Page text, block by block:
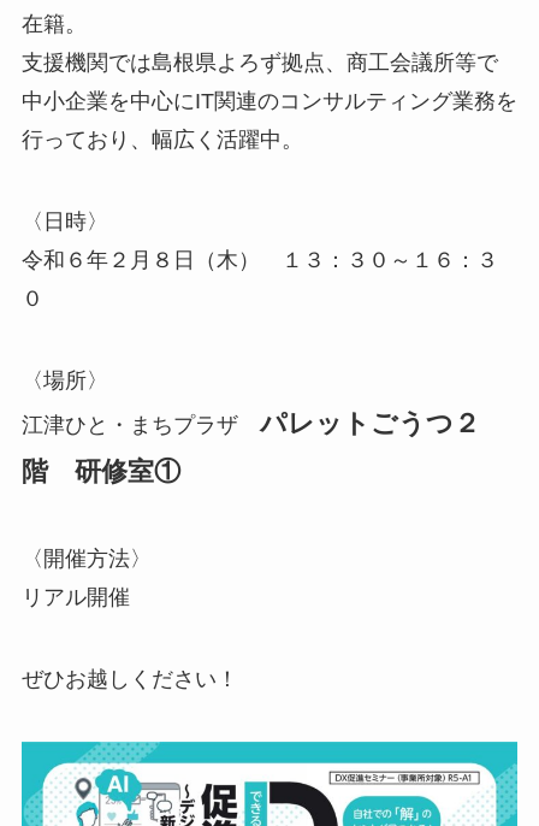
在籍。
支援機関では島根県よろず拠点、商工会議所等で
中小企業を中心にIT関連のコンサルティング業務を
行っており、幅広く活躍中。
〈日時〉
令和６年２月８日（木） １３：３０～１６：３
０
〈場所〉
江津ひと・まちプラザパレットごうつ２
階 研修室①
〈開催方法〉
リアル開催
ぜひお越しください！